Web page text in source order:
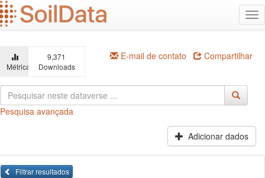
Ir
para
o
principal
Métricas
9,371
Downloads
E-mail de contato Compartilhar
Pesquisa avançada
Adicionar dados
Filtrar resultados